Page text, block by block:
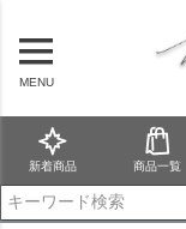
MENU
新着商品 商品一覧
並び順
新着順
登録順
価格が安い順